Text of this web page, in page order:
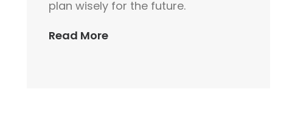
plan wisely for the future.
Read More